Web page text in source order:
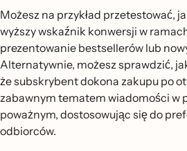
Możesz na przykład przetestować,
wyższy wskaźnik konwersji w
prezentowanie bestsellerów lub
Alternatywnie, możesz sprawdzić,
że subskrybent dokona zakupu po
zabawnym tematem wiadomości w
poważnym, dostosowując się do
odbiorców.